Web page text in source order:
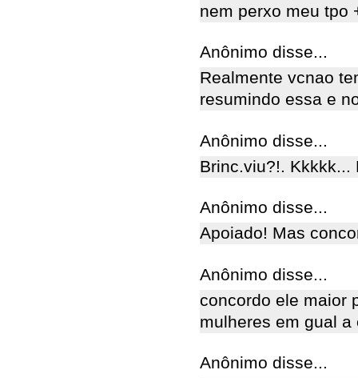
nem perxo meu tpo
Anônimo disse...
Realmente vcnao
resumindo essa e
Anônimo disse...
Brinc.viu?!. Kkkkk...
Anônimo disse...
Apoiado! Mas
Anônimo disse...
concordo ele maior
mulheres em gual a
Anônimo disse...